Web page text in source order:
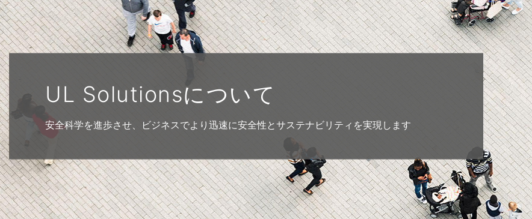
UL Solutionsについて
安全科学を進歩させ、ビジネスでより迅速に安全性とサステナビリティを実現します